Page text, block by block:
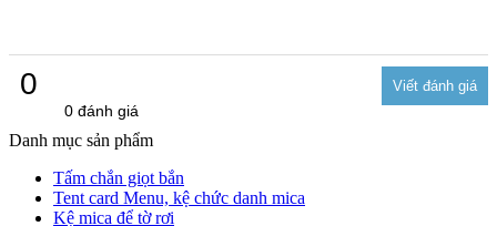
0
0 đánh giá
Danh mục sản phẩm
Tấm chắn giọt bắn
Tent card Menu, kệ chức danh mica
Kệ mica để tờ rơi